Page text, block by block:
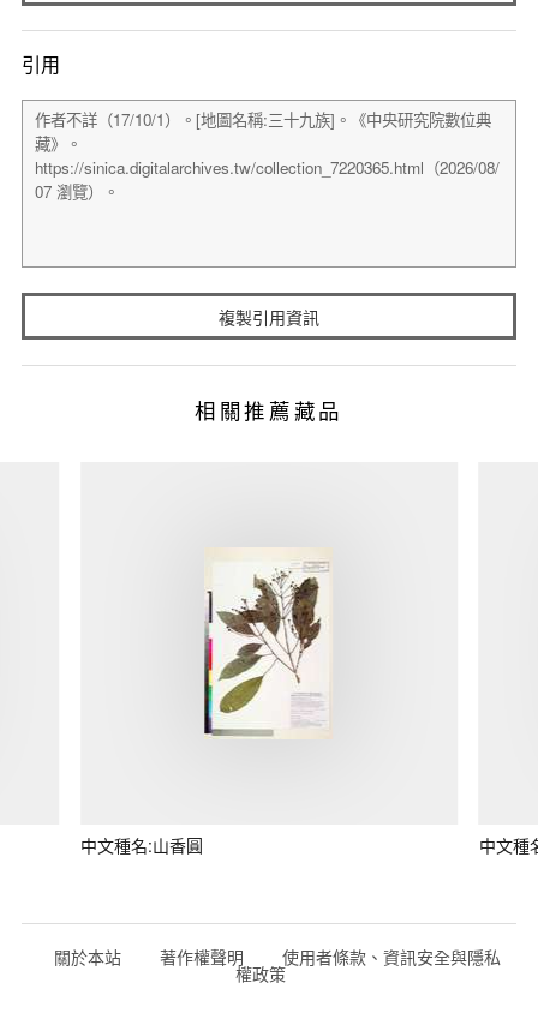
引用
複製引用資訊
相關推薦藏品
中文種名:山香圓 中文種
關於本站 著作權聲明 使用者條款、資訊安全與隱私
權政策